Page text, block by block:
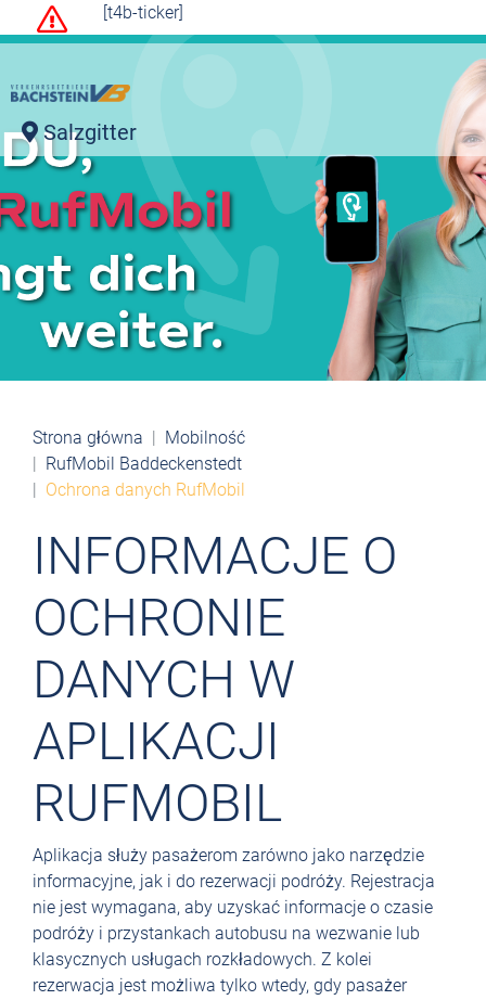
[t4b-ticker]
Salzgitter
Strona główna
Mobilność
RufMobil Baddeckenstedt
Ochrona danych RufMobil
INFORMACJE O
OCHRONIE
DANYCH W
APLIKACJI
RUFMOBIL
Aplikacja służy pasażerom zarówno jako narzędzie
informacyjne, jak i do rezerwacji podróży. Rejestracja
nie jest wymagana, aby uzyskać informacje o czasie
podróży i przystankach autobusu na wezwanie lub
klasycznych usługach rozkładowych. Z kolei
rezerwacja jest możliwa tylko wtedy, gdy pasażer